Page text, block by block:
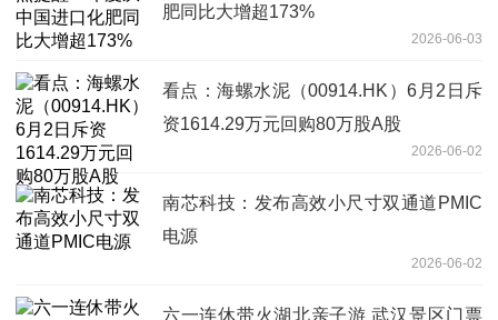
肥同比大增超173%
2026-06-03
看点：海螺水泥（00914.HK）6月2日斥
资1614.29万元回购80万股A股
2026-06-02
南芯科技：发布高效小尺寸双通道PMIC
电源
2026-06-02
六一连休带火湖北亲子游 武汉景区门票